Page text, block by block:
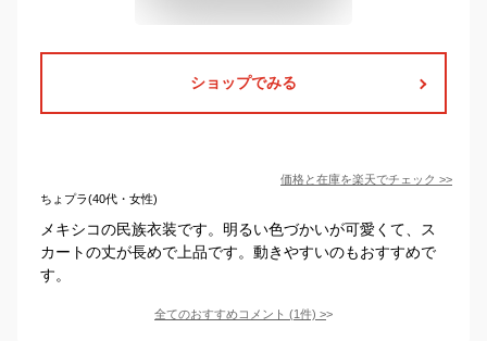
ショップでみる
価格と在庫を楽天でチェック >>
ちょプラ(40代・女性)
メキシコの民族衣装です。明るい色づかいが可愛くて、ス
カートの丈が長めで上品です。動きやすいのもおすすめで
す。
全てのおすすめコメント (1件) >